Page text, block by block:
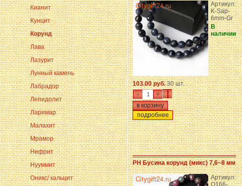
Кианит
Кунцит
Корунд
Лава
Лазурит
Лунный камень
Лабрадор
Лепидолит
Ларимар
Малахит
Мрамор
Нефрит
Нууммит
Оникс/ кальцит
Артикул:
K-Sap-
6mm-Gr
В
наличии
103.00 руб.30 шт.
- +
подробнее
PH Бусина корунд (микс) 7,6~8 мм
Артикул:
O166-